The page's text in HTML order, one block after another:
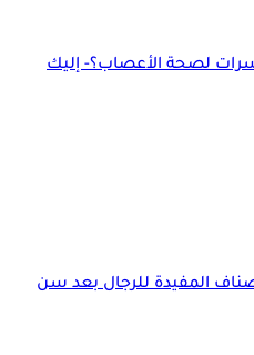
لصحة الأعصاب؟- إليك
المفيدة للرجال بعد سن